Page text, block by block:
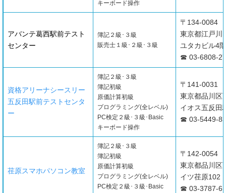
キーボード操作
アバンテ葛西駅前テスト
センター
簿記２級･３級
販売士１級･２級･３級
〒134-0084
東京都江戸
ユタカビル4階
☎ 03-6808-
資格アリーナシースリー
五反田駅前テストセンタ
ー
簿記２級･３級
簿記初級
原価計算初級
プログラミング(全レベル)
PC検定２級･３級･Basic
キーボード操作
〒141-0031
東京都品川
イオス五反田
☎ 03-5449-
荏原スマホパソコン教室
簿記２級･３級
簿記初級
原価計算初級
プログラミング(全レベル)
PC検定２級･３級･Basic
〒142-0054
東京都品川
イツ荏原102
☎ 03-3787-